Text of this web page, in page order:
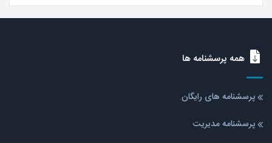
همه پرسشنامه ها
پرسشنامه های رایگان
پرسشنامه مدیریت